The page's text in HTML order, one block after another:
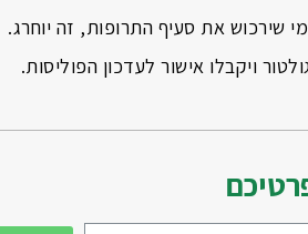
שירכוש את סעיף התרופות, זה יוחרג.
ויקבלו אישור לעדכון הפוליסות.